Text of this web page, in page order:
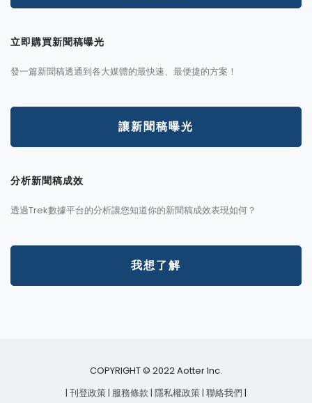
立即購買新聞稿曝光
發一篇新聞稿透通到各大媒體的最快速、最便捷的方案！
讓新聞稿曝光
分析新聞稿成效
透過Trek數據平台的分析讓您知道你的新聞稿成效表現如何？
我想了解
COPYRIGHT © 2022 Aotter Inc.
| 刊登政策| 服務條款| 隱私權政策| 聯絡我們 |